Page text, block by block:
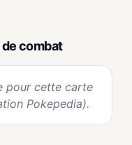
combat
pour cette carte
Pokepedia).